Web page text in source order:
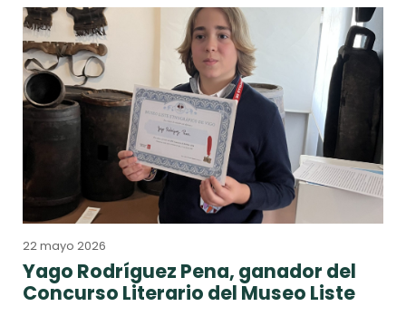
22 mayo 2026
Yago Rodríguez Pena, ganador del
Concurso Literario del Museo Liste